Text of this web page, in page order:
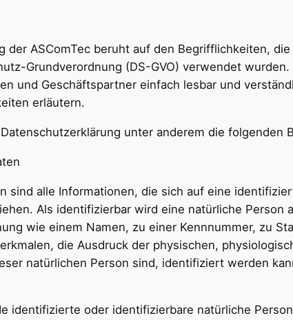
der ASComTec beruht auf den Begrifflichkeiten,
Grundverordnung (DS-GVO) verwendet
und Geschäftspartner einfach lesbar und
erläutern.
unter anderem die folgenden
sind alle Informationen, die sich auf eine
Als identifizierbar wird eine natürliche
wie einem Namen, zu einer Kennnummer, zu
die Ausdruck der physischen,
natürlichen Person sind, identifiziert werden
identifizierte oder identifizierbare natürliche